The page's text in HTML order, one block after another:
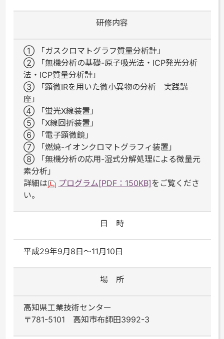
研修内容
① 「ガスクロマトグラフ質量分析計」
② 「無機分析の基礎-原子吸光法・ICP発光分析
法・ICP質量分析計」
③ 「顕微IRを用いた微小異物の分析 実践講
座」
④ 「蛍光X線装置」
⑤ 「X線回折装置」
⑥ 「電子顕微鏡」
⑦ 「燃焼-イオンクロマトグラフィ装置」
⑧ 「無機分析の応用-湿式分解処理による微量元
素分析」
詳細は
プログラム[PDF：150KB] をご覧くださ
い。
日 時
平成29年9月8日～11月10日
場 所
高知県工業技術センター
〒781-5101 高知市布師田3992-3